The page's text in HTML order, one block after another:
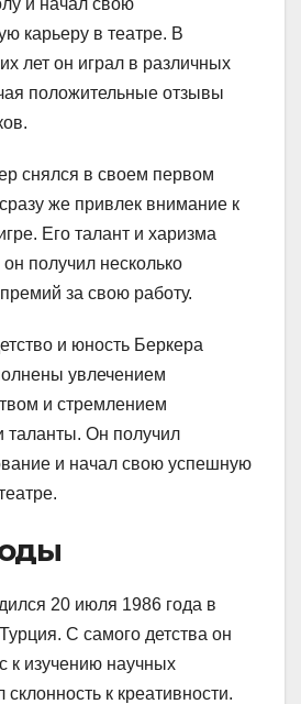
и начал свою
карьеру в театре. В
лет он играл в различных
положительные отзывы
снялся в своем первом
же привлек внимание к
Его талант и харизма
получил несколько
за свою работу.
и юность Беркера
увлечением
и стремлением
таланты. Он получил
и начал свою успешную
20 июля 1986 года в
С самого детства он
к изучению научных
к креативности.